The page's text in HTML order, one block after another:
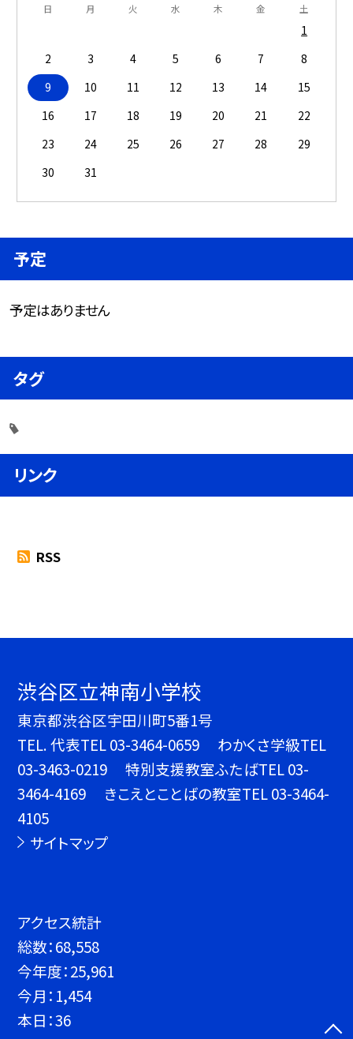
日 月 火 水 木 金 土
1
2
3 4 5 6 7
8
9
10 11 12 13 14
15
16
17 18 19 20 21
22
23
24 25 26 27 28
29
30
31
予定
予定はありません
タグ
リンク
RSS
渋谷区立神南小学校
東京都渋谷区宇田川町5番1号
TEL.代表TEL 03-3464-0659 わかくさ学級TEL
03-3463-0219 特別支援教室ふたばTEL 03-
3464-4169 きこえとことばの教室TEL 03-3464-
4105
サイトマップ
アクセス統計
総数：68,558
今年度：25,961
今月： 1,454
本日：36